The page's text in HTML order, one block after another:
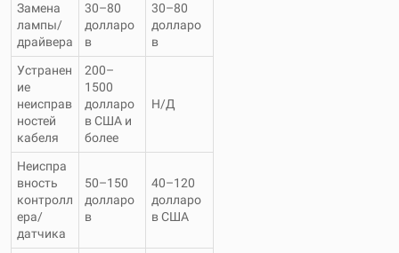
Замена
лампы/
драйвера
30–80
долларо
в
30–80
долларо
в
Устранен
ие
неисправ
ностей
кабеля
200–
1500
долларо
в США и
более
Н/Д
Неиспра
вность
контролл
ера/
датчика
50–150
долларо
в
40–120
долларо
в США